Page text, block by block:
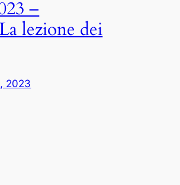
–
lezione dei
2023